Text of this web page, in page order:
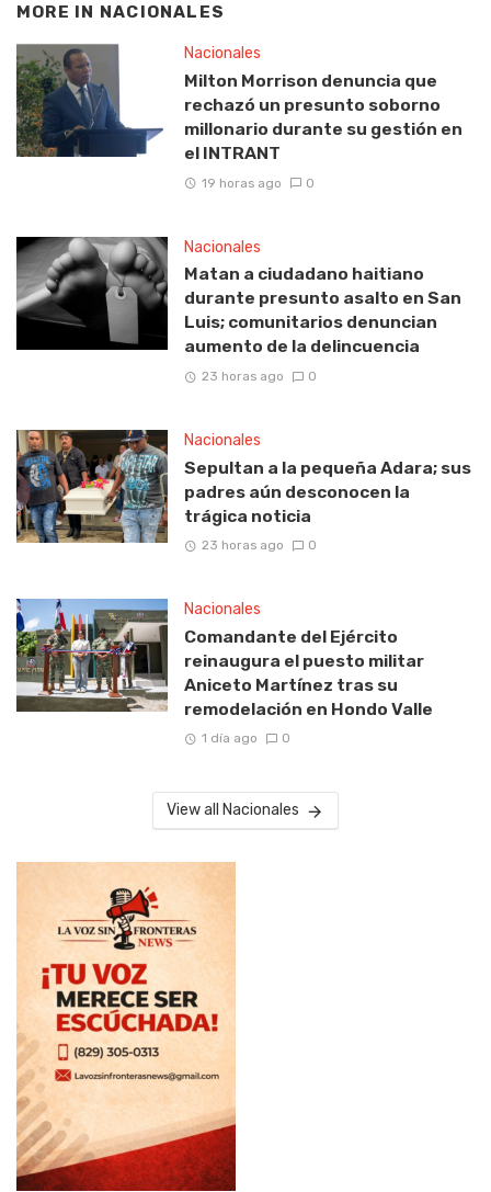
MORE IN NACIONALES
Nacionales
Milton Morrison denuncia que
rechazó un presunto soborno
millonario durante su gestión en
el INTRANT
19 horas ago 0
Nacionales
Matan a ciudadano haitiano
durante presunto asalto en San
Luis; comunitarios denuncian
aumento de la delincuencia
23 horas ago 0
Nacionales
Sepultan a la pequeña Adara; sus
padres aún desconocen la
trágica noticia
23 horas ago 0
Nacionales
Comandante del Ejército
reinaugura el puesto militar
Aniceto Martínez tras su
remodelación en Hondo Valle
1 día ago 0
View all Nacionales